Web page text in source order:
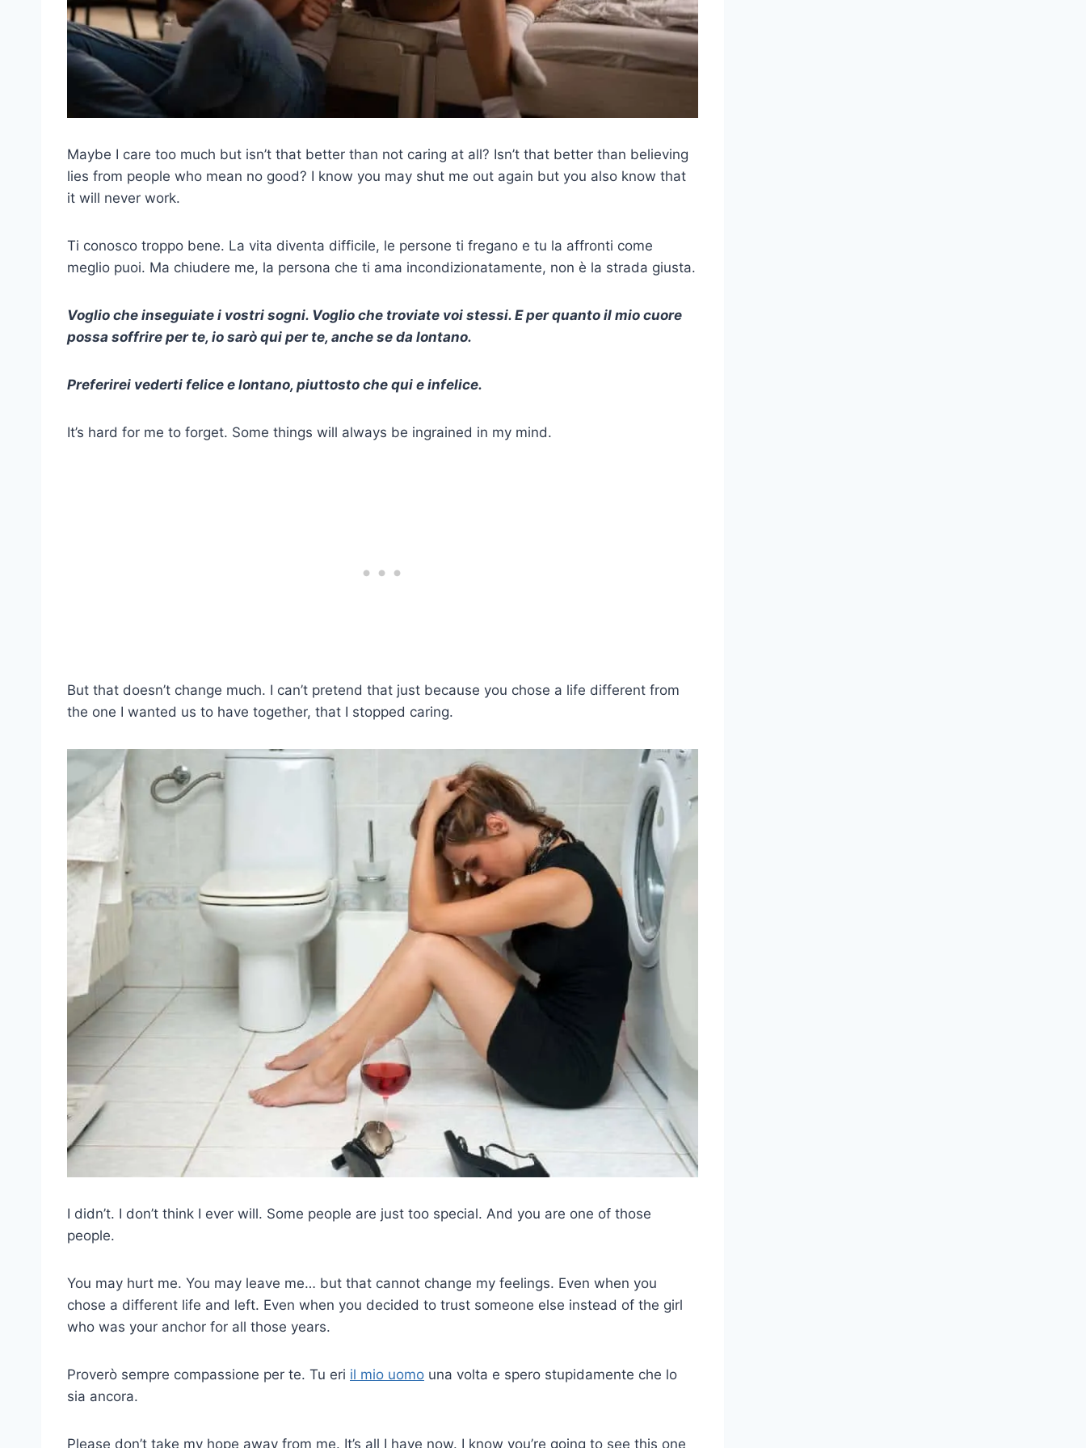
Maybe I care too much but isn’t that better than not caring at all? Isn’t that better than believing
lies from people who mean no good? I know you may shut me out again but you also know that
it will never work.
Ti conosco troppo bene. La vita diventa difficile, le persone ti fregano e tu la affronti come
meglio puoi. Ma chiudere me, la persona che ti ama incondizionatamente, non è la strada giusta.
Voglio che inseguiate i vostri sogni. Voglio che troviate voi stessi. E per quanto il mio cuore
possa soffrire per te, io sarò qui per te, anche se da lontano.
Preferirei vederti felice e lontano, piuttosto che qui e infelice.
It’s hard for me to forget. Some things will always be ingrained in my mind.
But that doesn’t change much. I can’t pretend that just because you chose a life different from
the one I wanted us to have together, that I stopped caring.
I didn’t. I don’t think I ever will. Some people are just too special. And you are one of those
people.
You may hurt me. You may leave me… but that cannot change my feelings. Even when you
chose a different life and left. Even when you decided to trust someone else instead of the girl
who was your anchor for all those years.
Proverò sempre compassione per te. Tu eri il mio uomo una volta e spero stupidamente che lo
sia ancora.
Please don’t take my hope away from me. It’s all I have now. I know you’re going to see this one